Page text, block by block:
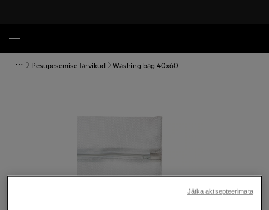
Pesupesemise tarvikud Washing bag 40x60
Jätka aktsepteerimata